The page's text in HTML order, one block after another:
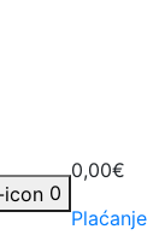
0
0,00€
Plaćanje